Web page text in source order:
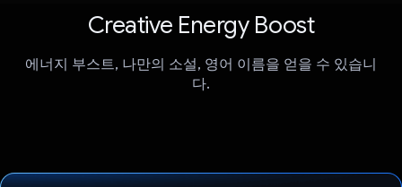
Creative Energy Boost
에너지 부스트, 나만의 소설, 영어 이름을 얻을 수 있습니
다.